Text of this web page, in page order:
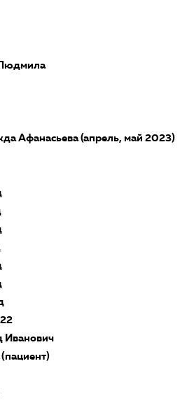
Афанасьева (апрель, май 2023)
Иванович